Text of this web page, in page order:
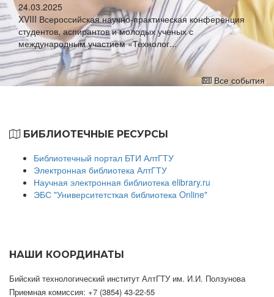
24.03.2025
XVIII Всероссийская научно-практическая конференция
студентов, аспирантов и молодых ученых с
международным участием «Технолог...
Все события
БИБЛИОТЕЧНЫЕ РЕСУРСЫ
Библиотечный портал БТИ АлтГТУ
Электронная библиотека АлтГТУ
Научная электронная библиотека elibrary.ru
ЭБС "Университетсткая библиотека Online"
НАШИ КООРДИНАТЫ
Бийский технологический институт АлтГТУ им. И.И. Ползунова
Приемная комиссия: +7 (3854) 43-22-55